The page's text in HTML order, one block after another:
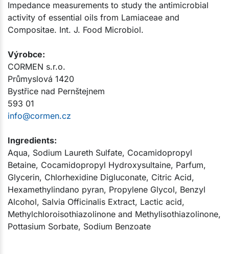
Impedance measurements to study the antimicrobial
activity of essential oils from Lamiaceae and
Compositae. Int. J. Food Microbiol.
Výrobce:​
CORMEN s.r.o.
Průmyslová 1420
Bystřice nad Pernštejnem
593 01
info@cormen.cz
Ingredients:
Aqua, Sodium Laureth Sulfate, Cocamidopropyl
Betaine, Cocamidopropyl Hydroxysultaine, Parfum,
Glycerin, Chlorhexidine Digluconate, Citric Acid,
Hexamethylindano pyran, Propylene Glycol, Benzyl
Alcohol, Salvia Officinalis Extract, Lactic acid,
Methylchloroisothiazolinone and Methylisothiazolinone,
Pottasium Sorbate, Sodium Benzoate​​​